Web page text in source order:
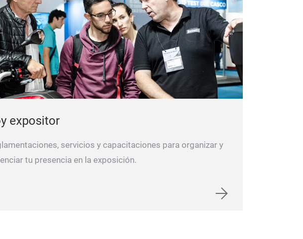
expositor
servicios y capacitaciones para organizar y
tu presencia en la exposición.